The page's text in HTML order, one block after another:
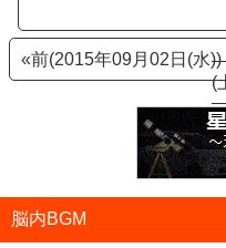
«前(2015年09月02日(水))
(
脳内BGM